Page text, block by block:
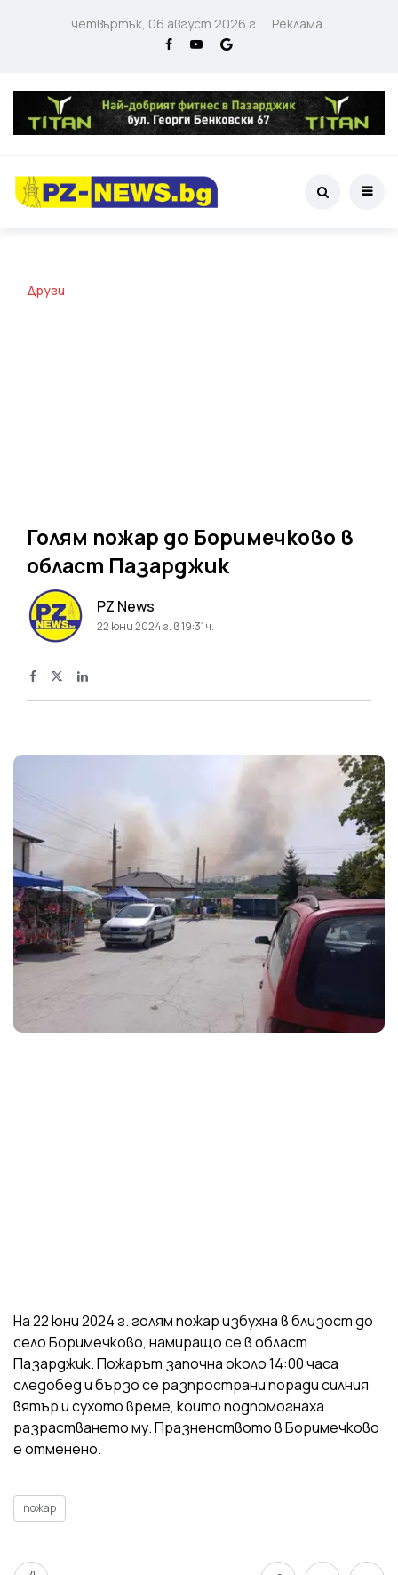
четвъртък, 06 август 2026 г. Реклама
Други
Голям пожар до Боримечково в
област Пазарджик
PZ News
22 юни 2024 г. в 19:31 ч.
На 22 юни 2024 г. голям пожар избухна в близост до
село Боримечково, намиращо се в област
Пазарджик. Пожарът започна около 14:00 часа
следобед и бързо се разпространи поради силния
вятър и сухото време, които подпомогнаха
разрастването му. Празненството в Боримечково
е отменено.
пожар